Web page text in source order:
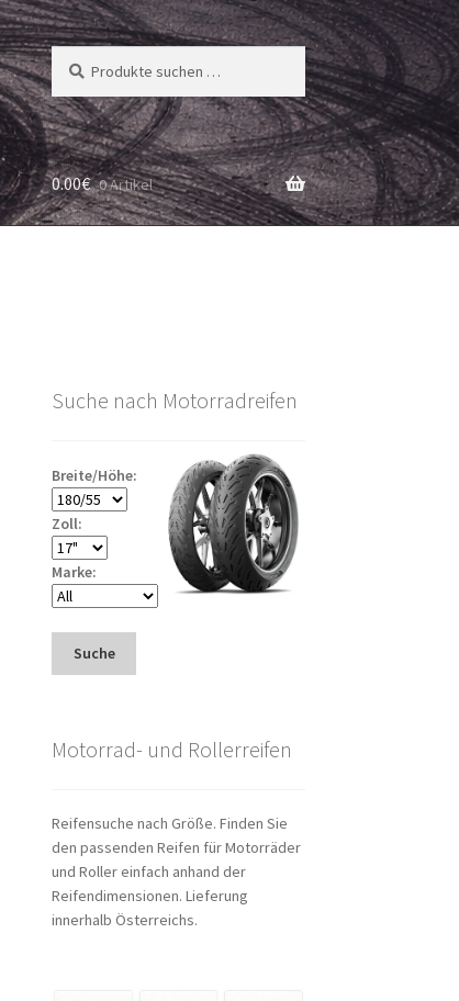
Suchen
nach:
Suchen
0.00€ 0 Artikel
Suche nach Motorradreifen
Breite/Höhe:
Zoll:
Marke:
Suche
Motorrad- und Rollerreifen
Reifensuche nach Größe. Finden Sie
den passenden Reifen für Motorräder
und Roller einfach anhand der
Reifendimensionen. Lieferung
innerhalb Österreichs.